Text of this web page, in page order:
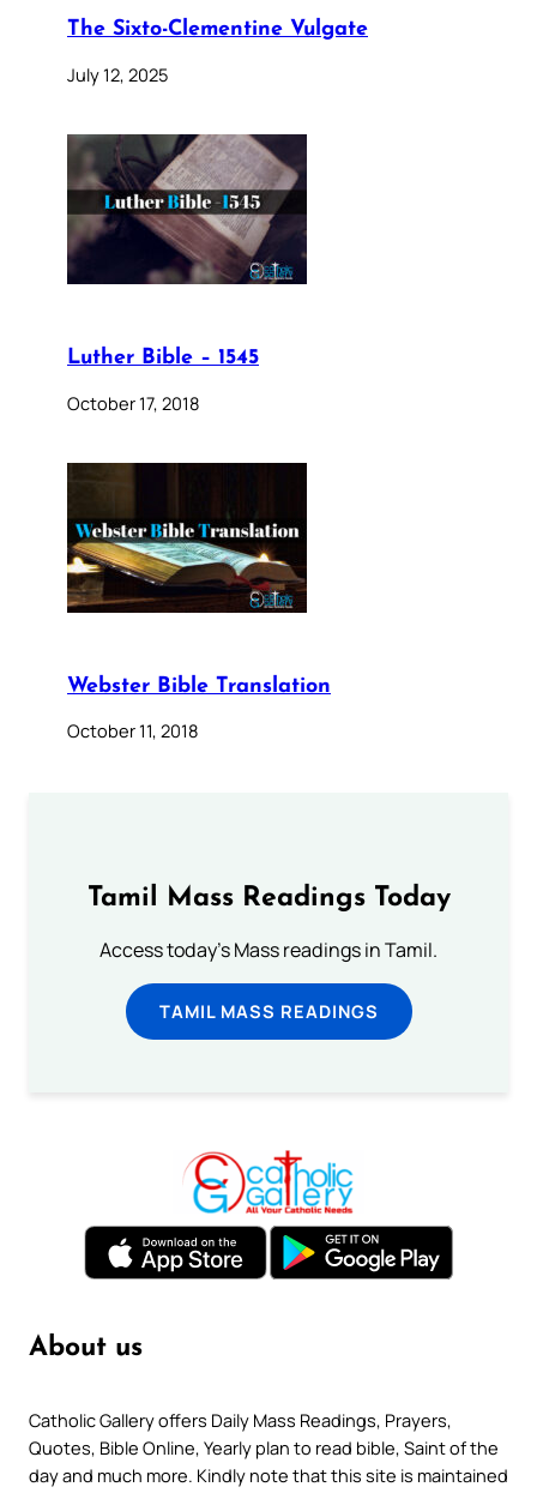
The Sixto-Clementine Vulgate
July 12, 2025
Luther Bible – 1545
October 17, 2018
Webster Bible Translation
October 11, 2018
Tamil Mass Readings Today
Access today's Mass readings in Tamil.
TAMIL MASS READINGS
About us
Catholic Gallery offers Daily Mass Readings, Prayers,
Quotes, Bible Online, Yearly plan to read bible, Saint of the
day and much more. Kindly note that this site is maintained